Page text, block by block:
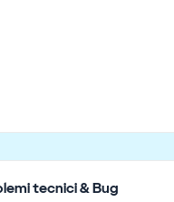
tecnici & Bug